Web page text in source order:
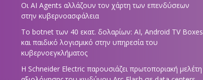
Οι AI Agents αλλάζουν τον χάρτη των επενδύσεων
στην κυβερνοασφάλεια
Το botnet των 40 εκατ. δολαρίων: AI, Android TV Boxes
και παιδικό λογισμικό στην υπηρεσία του
κυβερνοεγκλήματος
Η Schneider Electric παρουσιάζει πρωτοποριακή μελέτη